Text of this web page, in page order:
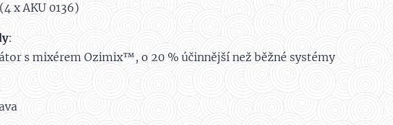
x AKU 0136)
:
s mixérem Ozimix™, o 20 % účinnější než běžné systémy